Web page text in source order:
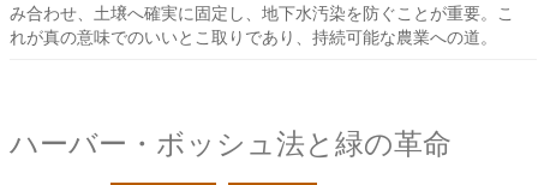
み合わせ、土壌へ確実に固定し、地下水汚染を防ぐことが重要。こ
れが真の意味でのいいとこ取りであり、持続可能な農業への道。
ハーバー・ボッシュ法と緑の革命